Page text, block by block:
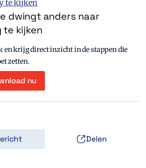
dwingt anders naar
kijken
en krijg direct inzicht in de stappen die
zetten.
nu
Delen